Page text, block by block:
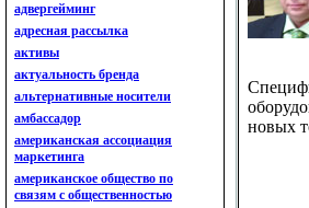
адвергейминг
адресная рассылка
активы
актуальность бренда
альтернативные носители
амбассадор
американская ассоциация
маркетинга
американское общество по
связям с общественностью
новых